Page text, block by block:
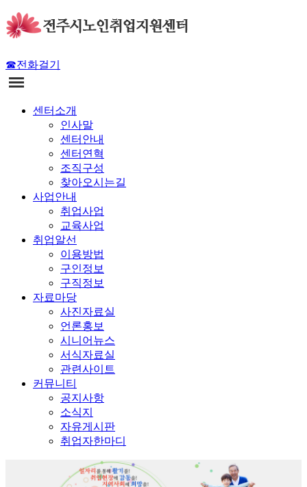
☎전화걸기
센터소개
인사말
센터안내
센터연혁
조직구성
찾아오시는길
사업안내
취업사업
교육사업
취업알선
이용방법
구인정보
구직정보
자료마당
사진자료실
언론홍보
시니어뉴스
서식자료실
관련사이트
커뮤니티
공지사항
소식지
자유게시판
취업자한마디